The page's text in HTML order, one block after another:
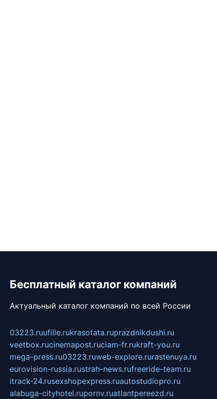
Бесплатный каталог компаний
Актуальный каталог компаний по всей России
03223.ruufille.rukrasotata.ruprazdnikdushi.ru
veetbox.rucinemapost.ruciam-fr.rukraft-you.ru
mega-press.ru03223.ruweb-explore.rurastenuya.ru
eurovision-russia.rustrah-news.rufreeride-team.ru
itrack-24.rusexshopexpress.ruautostudiopro.ru
alabuga-cityhotel.rupornv.ruatlantpereezd.ru